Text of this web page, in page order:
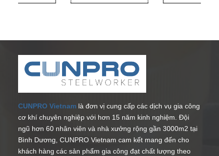
CUNPRO Vietnam là đơn vị cung cấp các dịch vụ gia công
cơ khí chuyên nghiệp với hơn 15 năm kinh nghiệm. Đội
ngũ hơn 60 nhân viên và nhà xưởng rộng gần 3000m2 tại
Bình Dương, CUNPRO Vietnam cam kết mang đến cho
khách hàng các sản phẩm gia công đạt chất lượng theo